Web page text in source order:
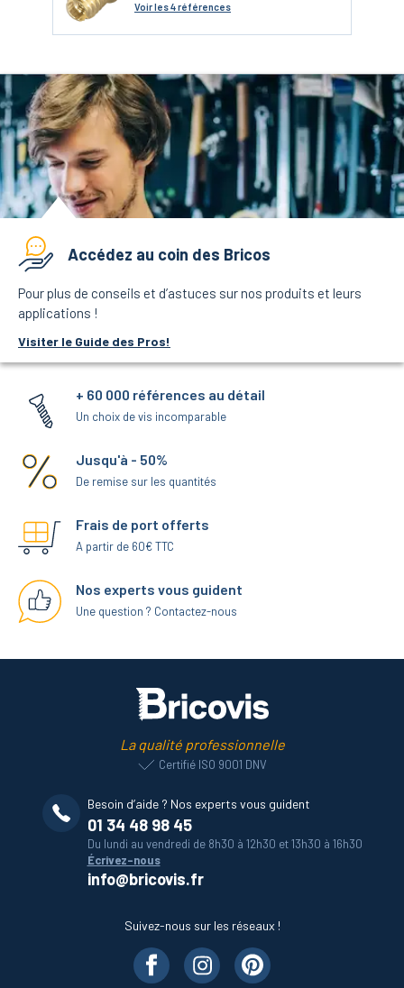
Voirles 4 références
Accédez au coin des Bricos
Pour plus de conseils et d’astuces sur nos produits et leurs
applications !
Visiter le Guide des Pros!
+ 60 000 références au détail
Un choix de vis incomparable
Jusqu'à - 50%
De remise sur les quantités
Frais de port offerts
A partir de 60€ TTC
Nos experts vous guident
Une question ? Contactez-nous
La qualité professionnelle
Certifié ISO 9001 DNV
Besoin d’aide ? Nos experts vous guident
01 34 48 98 45
Du lundi au vendredi de 8h30 à 12h30 et 13h30 à 16h30
Écrivez-nous
info@bricovis.fr
Suivez-nous sur les réseaux !